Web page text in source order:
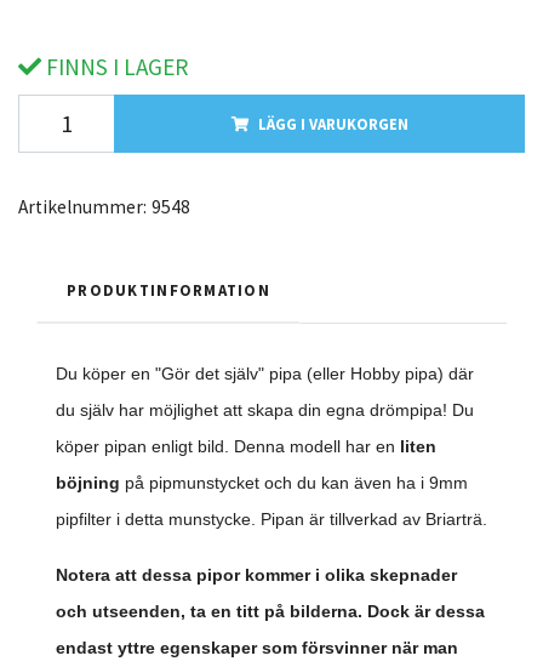
FINNS I LAGER
LÄGG I VARUKORGEN
Artikelnummer: 9548
PRODUKTINFORMATION
Du köper en "Gör det själv" pipa (eller Hobby pipa) där
du själv har möjlighet att skapa din egna drömpipa! Du
köper pipan enligt bild. Denna modell har en liten
böjning på pipmunstycket och du kan även ha i 9mm
pipfilter i detta munstycke. Pipan är tillverkad av Briarträ.
Notera att dessa pipor kommer i olika skepnader
och utseenden, ta en titt på bilderna. Dock är dessa
endast yttre egenskaper som försvinner när man